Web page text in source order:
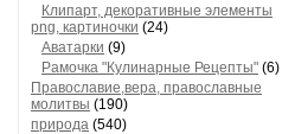
Клипарт, декоративные элементы
png, картиночки (24)
Аватарки (9)
Рамочка "Кулинарные Рецепты" (6)
Православие,вера, православные
молитвы (190)
природа (540)